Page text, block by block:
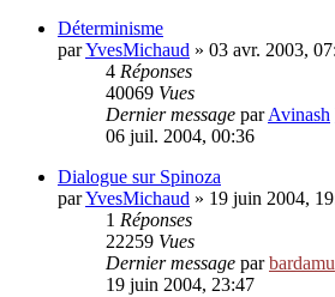
Déterminisme
parYvesMichaud » 03 avr. 2003,
4 Réponses
40069 Vues
Dernier message parAvinash
06 juil. 2004, 00:36
Dialogue sur Spinoza
parYvesMichaud » 19 juin 2004,
1 Réponses
22259 Vues
Dernier message parbardamu
19 juin 2004, 23:47